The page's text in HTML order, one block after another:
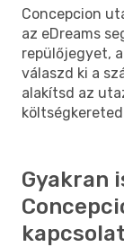
Concepcion
az eDreams
repülőjegyet,
válaszd ki a
alakítsd az
Gyakran